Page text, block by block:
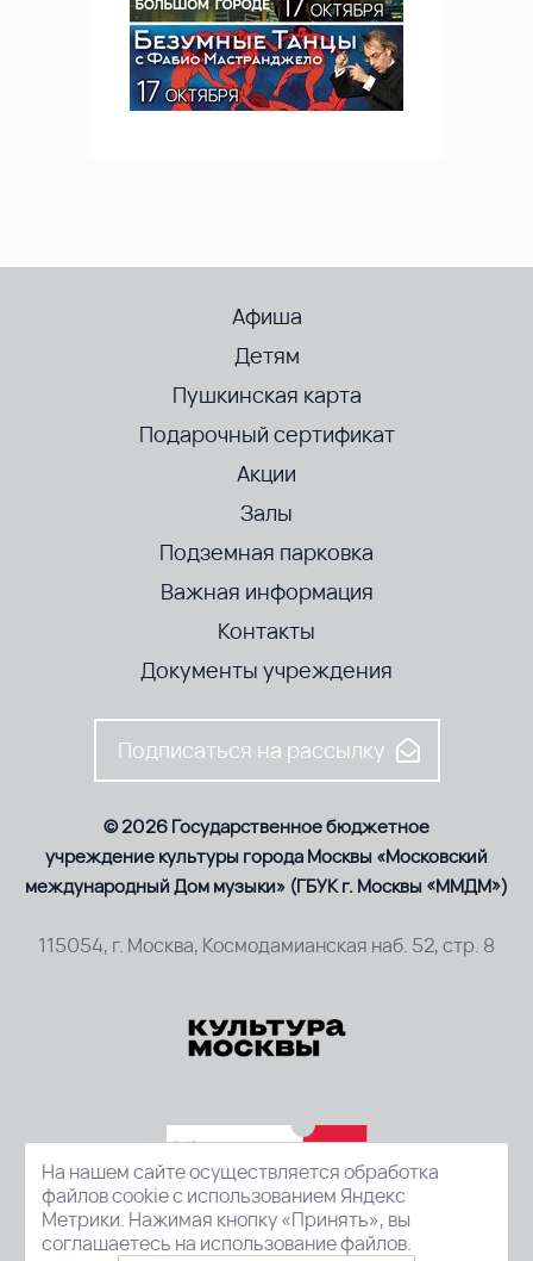
Афиша
Детям
Пушкинская карта
Подарочный сертификат
Акции
Залы
Подземная парковка
Важная информация
Контакты
Документы учреждения
Подписаться на рассылку
© 2026 Государственное бюджетное
учреждение культуры города Москвы «Московский
международный Дом музыки» (ГБУК г. Москвы «ММДМ»)
115054, г. Москва, Космодамианская наб. 52, стр. 8
На нашем сайте осуществляется обработка
файлов cookie с использованием Яндекс
Метрики. Нажимая кнопку «Принять», вы
соглашаетесь на использование файлов.